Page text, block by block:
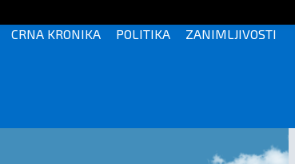
CRNA KRONIKA POLITIKA ZANIMLJIVOSTI